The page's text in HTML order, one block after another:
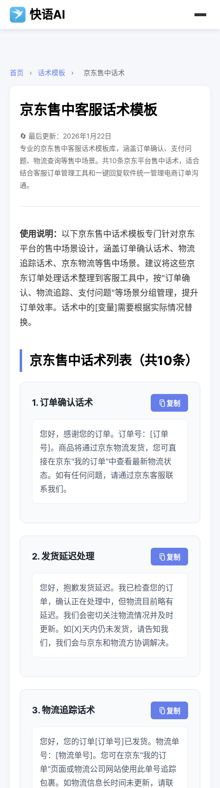
快语AI
首页 › 话术模板 › 京东售中话术
京东售中客服话术模板
🔄 最后更新：2026年1月22日
专业的京东售中客服话术模板库，涵盖订单确认、支付问
题、物流查询等售中场景。共10条京东平台售中话术，适合
结合客服订单管理工具和一键回复软件统一管理电商订单沟
通。
使用说明： 以下京东售中话术模板专门针对京东
平台的售中场景设计，涵盖订单确认话术、物流
追踪话术、京东物流等售中场景。建议将这些京
东订单处理话术整理到客服工具中，按"订单确
认、物流追踪、支付问题"等场景分组管理，提升
订单效率。话术中的[变量]需要根据实际情况替
换。
京东售中话术列表（共10条）
1. 订单确认话术 复制
您好，感谢您的订单。订单号：[订单
号]。商品将通过京东物流发货，您可直
接在京东"我的订单"中查看最新物流状
态。如有任何问题，请通过京东客服联
系我们。
2. 发货延迟处理 复制
您好，抱歉发货延迟。我已检查您的订
单，确认正在处理中，但物流目前略有
延迟。我们会密切关注物流情况并及时
更新。如[X]天内仍未发货，请告知我
们，我们会与京东和物流方协调解决。
3. 物流追踪话术 复制
您好，您的订单[订单号]已发货。物流单
号：[物流单号]。您可在京东"我的订
单"页面或物流公司网站使用此单号追踪
包裹。如物流信息长时间未更新，请联